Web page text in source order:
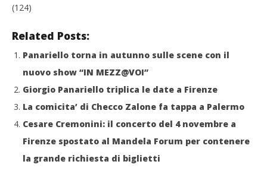
(124)
Related Posts:
Panariello torna in autunno sulle scene con il
nuovo show “IN MEZZ@VOI”
Giorgio Panariello triplica le date a Firenze
La comicita’ di Checco Zalone fa tappa a Palermo
Cesare Cremonini: il concerto del 4 novembre a
Firenze spostato al Mandela Forum per contenere
la grande richiesta di biglietti